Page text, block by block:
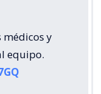
médicos y
equipo.